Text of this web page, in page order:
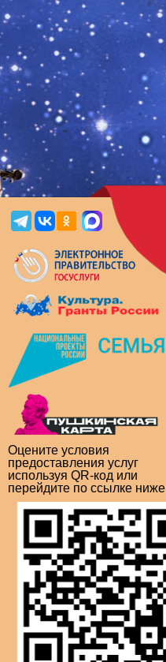
Оцените условия
предоставления услуг
используя QR-код или
перейдите по ссылке ниже